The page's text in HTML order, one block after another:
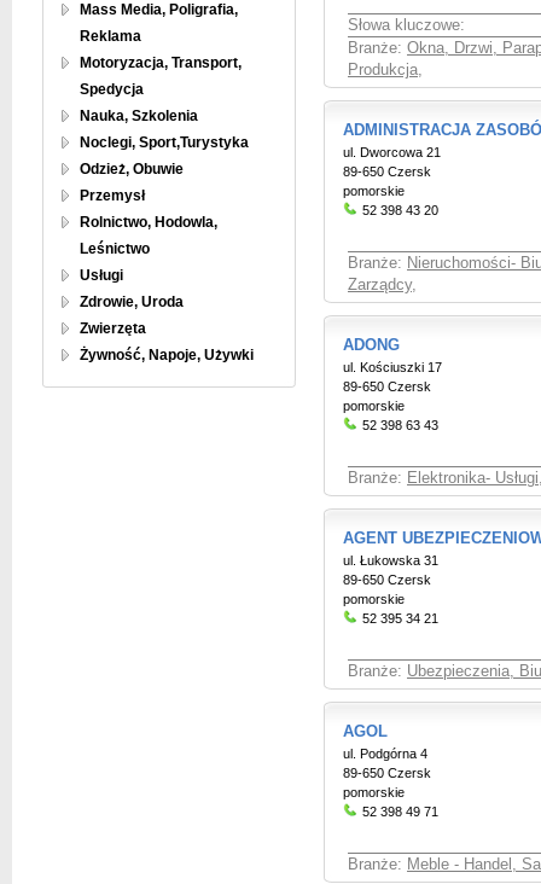
Mass Media, Poligrafia,
Reklama
Motoryzacja, Transport,
Spedycja
Nauka, Szkolenia
Noclegi, Sport,Turystyka
Odzież, Obuwie
Przemysł
Rolnictwo, Hodowla,
Leśnictwo
Usługi
Zdrowie, Uroda
Zwierzęta
Żywność, Napoje, Używki
Słowa kluczowe:
Branże: Okna, Drzwi,
Produkcja,
ADMINISTRACJA
ul. Dworcowa 21
89-650 Czersk
pomorskie
52 398 43 20
Branże: Nieruchomości-
Zarządcy,
ADONG
ul. Kościuszki 17
89-650 Czersk
pomorskie
52 398 63 43
Branże: Elektronika- Usługi
AGENT
ul. Łukowska 31
89-650 Czersk
pomorskie
52 395 34 21
Branże: Ubezpieczenia,
AGOL
ul. Podgórna 4
89-650 Czersk
pomorskie
52 398 49 71
Branże: Meble - Handel,